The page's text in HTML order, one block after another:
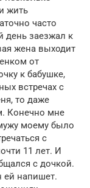
жить
часто
день заезжал к
жена выходит
от
к бабушке,
встречах с
то даже
Конечно мне
моему было
с
11 лет. И
с дочкой.
ей напишет.